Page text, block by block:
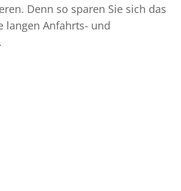
Denn so sparen Sie sich das
langen Anfahrts- und